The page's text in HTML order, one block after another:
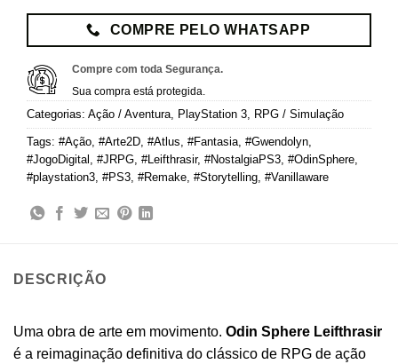
COMPRE PELO WHATSAPP
Compre com toda Segurança.
Sua compra está protegida.
Categorias: Ação / Aventura PlayStation 3 RPG / Simulação
Tags: #Ação #Arte2D #Atlus #Fantasia #Gwendolyn
#JogoDigital
#JRPG #Leifthrasir, #NostalgiaPS3 #OdinSphere
#playstation3 #PS3 #Remake #Storytelling #Vanillaware
DESCRIÇÃO
Uma obra de arte em movimento. Odin Sphere Leifthrasir
é a reimaginação definitiva do clássico de RPG de ação